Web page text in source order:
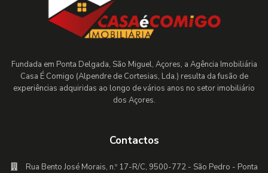
Fundada em Ponta Delgada, São Miguel, Açores, a Agência Imobiliária
Casa É Comigo (Alpendre de Cortesias, Lda.) resulta da fusão de
experiências adquiridas ao longo de vários anos no setor imobiliário
dos Açores.
Contactos
Rua Bento José Morais, n.º 17-R/C, 9500-772 - São Pedro - Ponta